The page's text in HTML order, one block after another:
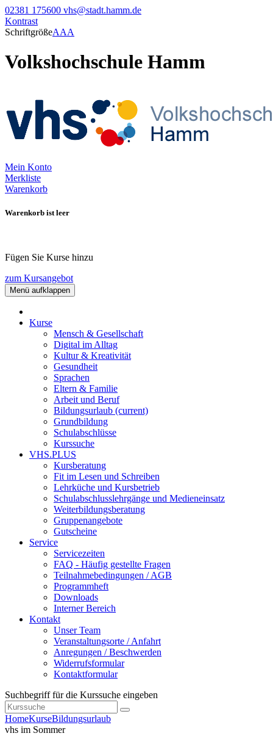
02381 175600 vhs@stadt.hamm.de
Kontrast
SchriftgrößeAAA
Volkshochschule Hamm
Mein Konto
Merkliste
Warenkorb
Warenkorb ist leer
Fügen Sie Kurse hinzu
zum Kursangebot
Menü aufklappen
Kurse
Mensch & Gesellschaft
Digital im Alltag
Kultur & Kreativität
Gesundheit
Sprachen
Eltern & Familie
Arbeit und Beruf
Bildungsurlaub (current)
Grundbildung
Schulabschlüsse
Kurssuche
VHS.PLUS
Kursberatung
Fit im Lesen und Schreiben
Lehrküche und Kursbetrieb
Schulabschlusslehrgänge und Medieneinsatz
Weiterbildungsberatung
Gruppenangebote
Gutscheine
Service
Servicezeiten
FAQ - Häufig gestellte Fragen
Teilnahmebedingungen / AGB
Programmheft
Downloads
Interner Bereich
Kontakt
Unser Team
Veranstaltungsorte / Anfahrt
Anregungen / Beschwerden
Widerrufsformular
Kontaktformular
Suchbegriff für die Kurssuche eingeben
HomeKurseBildungsurlaub
vhs im Sommer